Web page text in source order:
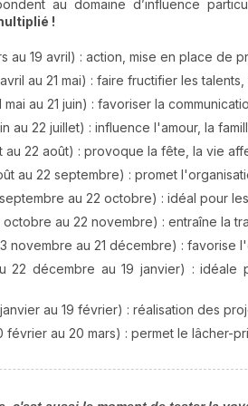
au domaine d’influence
!
au 19 avril) : action, mise en place de
au 21 mai) : faire fructifier les
mai au 21 juin) : favoriser la
au 22 juillet) : influence l'amour, la
au 22 août) : provoque la fête, la vie
au 22 septembre) : promet
au 22 octobre) : idéal pour
octobre au 22 novembre) : entraîne la
novembre au 21 décembre) : favorise
22 décembre au 19 janvier) : idéale
au 19 février) : réalisation des
février au 20 mars) : permet le lâcher-